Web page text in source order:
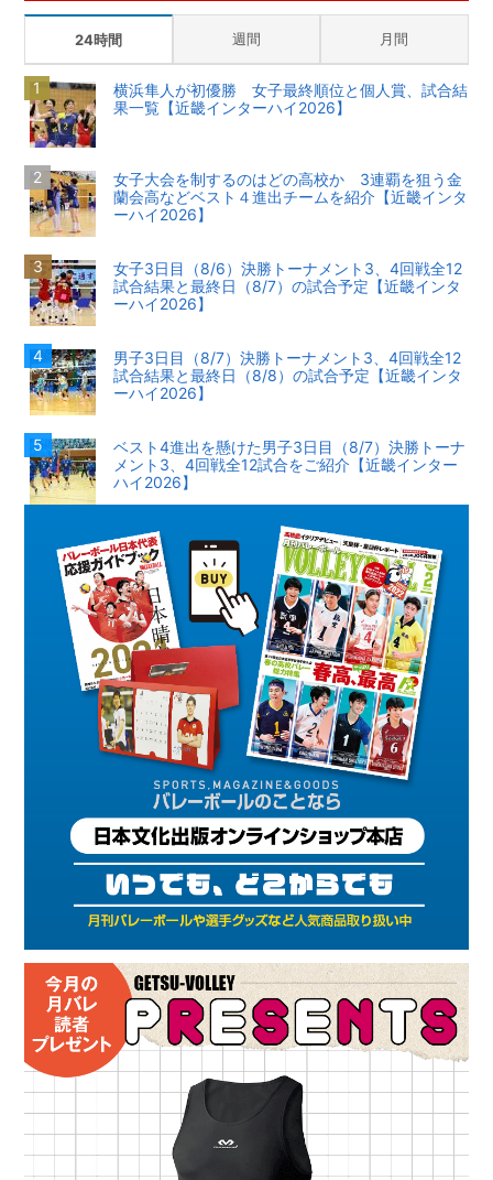
24時間 週間 月間
横浜隼人が初優勝 女子最終順位と個人賞、試合結
果一覧【近畿インターハイ2026】
女子大会を制するのはどの高校か 3連覇を狙う金
蘭会高などベスト４進出チームを紹介【近畿インタ
ーハイ2026】
女子3日目（8/6）決勝トーナメント3、4回戦全12
試合結果と最終日（8/7）の試合予定【近畿インタ
ーハイ2026】
男子3日目（8/7）決勝トーナメント3、4回戦全12
試合結果と最終日（8/8）の試合予定【近畿インタ
ーハイ2026】
ベスト4進出を懸けた男子3日目（8/7）決勝トーナ
メント3、4回戦全12試合をご紹介【近畿インター
ハイ2026】